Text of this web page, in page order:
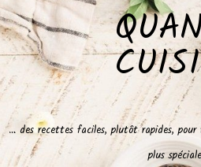
… des recettes faciles, plutôt rapides, pour
plus